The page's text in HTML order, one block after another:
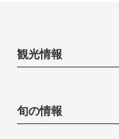
観光情報
旬の情報